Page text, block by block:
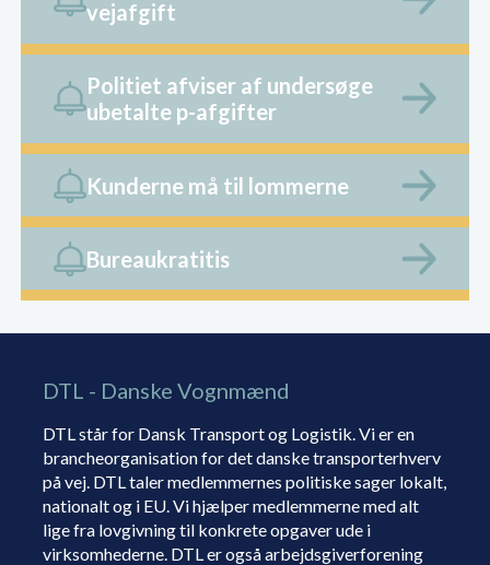
vejafgift
Politiet afviser af undersøge
ubetalte p-afgifter
Kunderne må til lommerne
Bureaukratitis
DTL - Danske Vognmænd
DTL står for Dansk Transport og Logistik. Vi er en
brancheorganisation for det danske transporterhverv
på vej. DTL taler medlemmernes politiske sager lokalt,
nationalt og i EU. Vi hjælper medlemmerne med alt
lige fra lovgivning til konkrete opgaver ude i
virksomhederne. DTL er også arbejdsgiverforening